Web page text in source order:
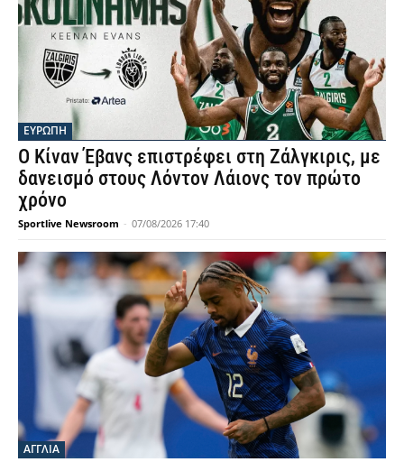
ΕΥΡΩΠΗ
Ο Κίναν Έβανς επιστρέφει στη Ζάλγκιρις, με
δανεισμό στους Λόντον Λάιονς τον πρώτο
χρόνο
Sportlive Newsroom - 07/08/2026 17:40
ΑΓΓΛΙΑ